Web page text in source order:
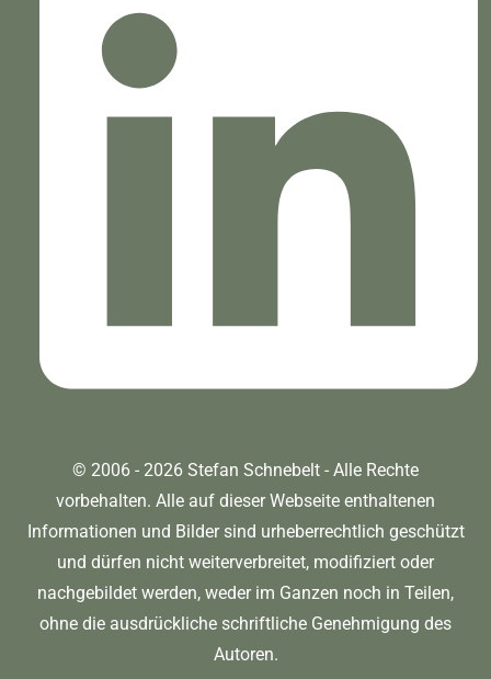
© 2006 - 2026 Stefan Schnebelt - Alle Rechte
vorbehalten. Alle auf dieser Webseite enthaltenen
Informationen und Bilder sind urheberrechtlich geschützt
und dürfen nicht weiterverbreitet, modifiziert oder
nachgebildet werden, weder im Ganzen noch in Teilen,
ohne die ausdrückliche schriftliche Genehmigung des
Autoren.